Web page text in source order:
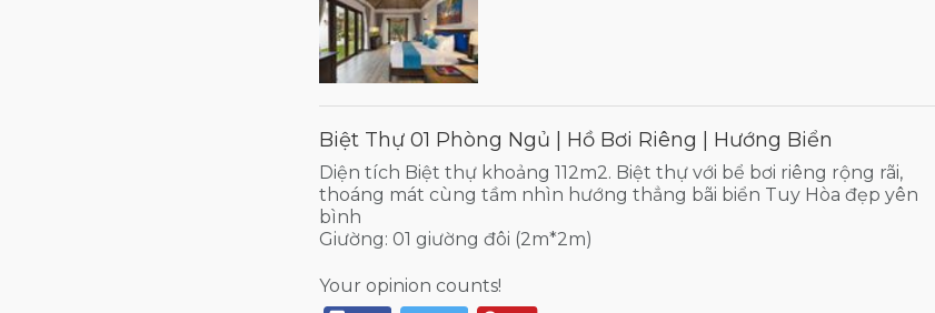
Biệt Thự 01 Phòng Ngủ | Hồ Bơi Riêng | Hướng Biển
Diện tích Biệt thự khoảng 112m2. Biệt thự với bể bơi riêng rộng rãi,
thoáng mát cùng tầm nhìn hướng thẳng bãi biển Tuy Hòa đẹp yên
bình
Giường: 01 giường đôi (2m*2m)
Your opinion counts!